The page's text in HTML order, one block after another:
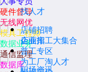
找人才
企业库
职场资讯
店铺招聘
店面招工大集合
普工专区
为工厂淘人才
硬件督导
无线网优
模具工程师
数据业务
通信监理
数据库